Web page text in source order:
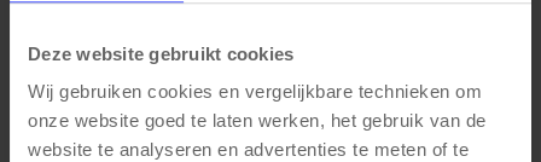
Deze website gebruikt cookies
Wij gebruiken cookies en vergelijkbare technieken om
onze website goed te laten werken, het gebruik van de
website te analyseren en advertenties te meten of te
Extra Lateraal legbord
Uittrekbaar opbergladen
Uittrekbaar legbord